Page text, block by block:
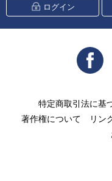
ログイン
特定商取引法に基
著作権について
リン